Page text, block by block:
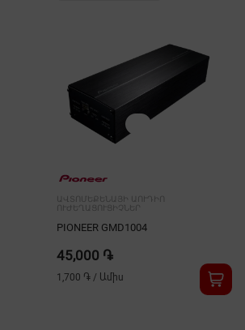
ԱՎՏՈՄԵՔԵՆԱՅԻ ԱՈՒԴԻՈ
ՈՒԺԵՂԱՑՈՒՑԻՉՆԵՐ
PIONEER GMD1004
45,000 ֏
1,700 ֏ / Ամիս